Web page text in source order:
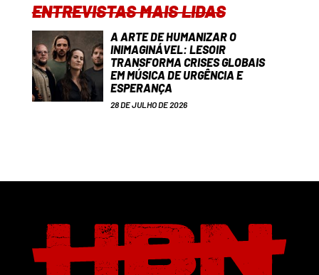
ENTREVISTAS MAIS LIDAS
A ARTE DE HUMANIZAR O
INIMAGINÁVEL: LESOIR
TRANSFORMA CRISES GLOBAIS
EM MÚSICA DE URGÊNCIA E
ESPERANÇA
28 DE JULHO DE 2026